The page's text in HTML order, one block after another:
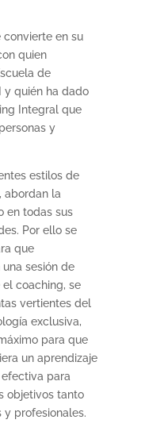
en su
quien
de
y quién ha dado
Integral que
y
estilos de
abordan la
en todas sus
Por ello se
que
una sesión de
coaching, se
vertientes del
exclusiva,
para que
un aprendizaje
para
objetivos tanto
y profesionales.